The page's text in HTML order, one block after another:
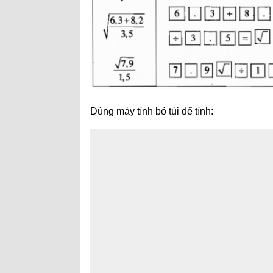
Dùng máy tính bỏ túi để tính: